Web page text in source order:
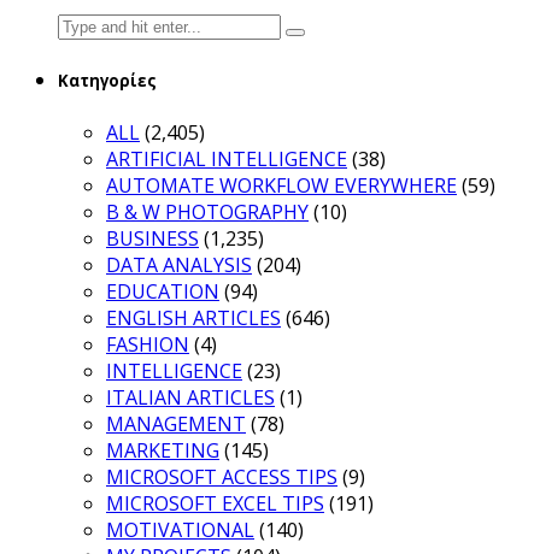
Search
for:
Κατηγορίες
ALL(2,405)
ARTIFICIAL INTELLIGENCE(38)
AUTOMATE WORKFLOW EVERYWHERE(59)
B & W PHOTOGRAPHY(10)
BUSINESS (1,235)
DATA ANALYSIS (204)
EDUCATION (94)
ENGLISH ARTICLES (646)
FASHION (4)
INTELLIGENCE(23)
ITALIAN ARTICLES (1)
MANAGEMENT (78)
MARKETING (145)
MICROSOFT ACCESS TIPS (9)
MICROSOFT EXCEL TIPS (191)
MOTIVATIONAL(140)